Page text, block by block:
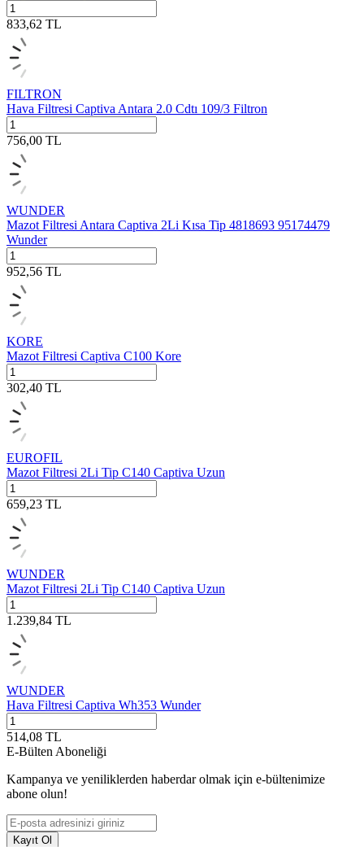
833,62 TL
FILTRON
Hava Filtresi Captiva Antara 2.0 Cdtı 109/3 Filtron
756,00 TL
WUNDER
Mazot Filtresi Antara Captiva 2Li Kısa Tip 4818693 95174479
Wunder
952,56 TL
KORE
Mazot Filtresi Captiva C100 Kore
302,40 TL
EUROFIL
Mazot Filtresi 2Li Tip C140 Captiva Uzun
659,23 TL
WUNDER
Mazot Filtresi 2Li Tip C140 Captiva Uzun
1.239,84 TL
WUNDER
Hava Filtresi Captiva Wh353 Wunder
514,08 TL
E-Bülten Aboneliği
Kampanya ve yeniliklerden haberdar olmak için e-bültenimize
abone olun!
Kayıt Ol